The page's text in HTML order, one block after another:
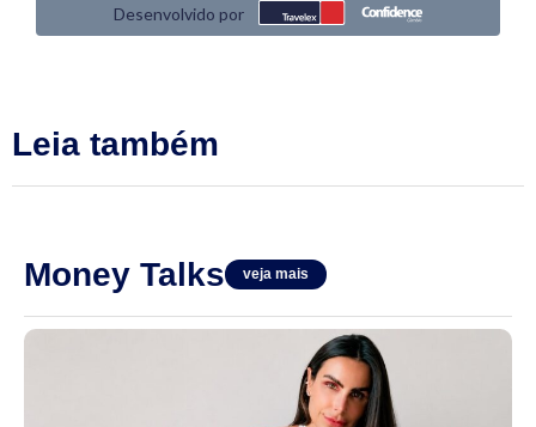
Leia também
Money Talks veja mais